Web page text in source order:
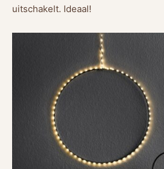
uitschakelt. Ideaal!